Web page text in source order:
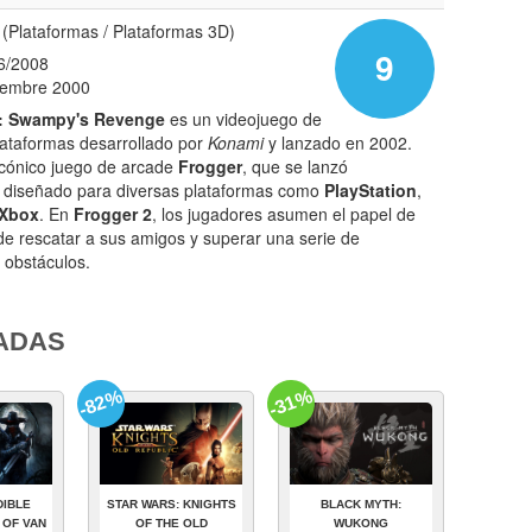
9
/ Plataformas 3D)
2008
2000
Swampy's Revenge es un videojuego de
desarrollado por Konamiy lanzado en 2002.
juego de arcade Frogger, que se lanzó
para diversas plataformas como PlayStation,
. En Frogger 2, los jugadores asumen el papel de
rescatar a sus amigos y superar una serie de
VAN
STAR WARS: KNIGHTS
OF THE OLD
-82%
BLACK MYTH:
WUKONG
-31%